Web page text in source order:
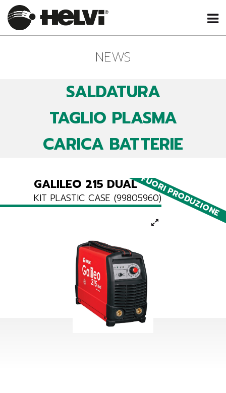
NEWS
SALDATURA
TAGLIO PLASMA
CARICA BATTERIE
FUORI PRODUZIONE
GALILEO 215 DUAL
KIT PLASTIC CASE (99805960)